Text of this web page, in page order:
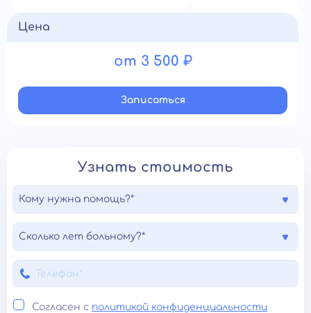
Цена
от 3 500 ₽
Записатьcя
Узнать стоимость
Кому нужна помощь?*
Сколько лет больному?*
Согласен с политикой конфиденциальности